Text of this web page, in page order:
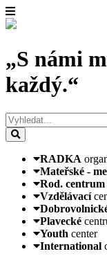
„S námi
každý.“
RADKA
Mateřské -
Rod. centrum
Vzdělávací
Plavecké
Youth center
International